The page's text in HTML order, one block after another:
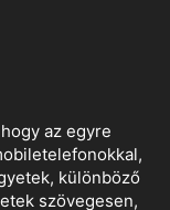
az egyre
különböző
szövegesen,